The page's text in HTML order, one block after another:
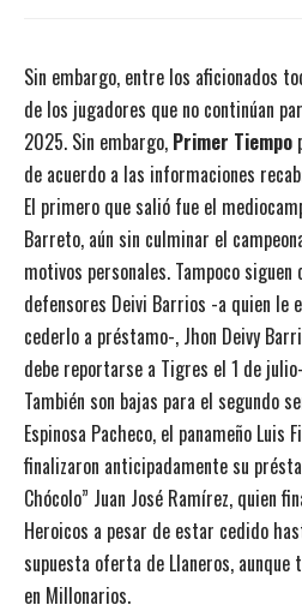
Sin embargo, entre los aficionados
de los jugadores que no continúan
2025. Sin embargo, Primer Tiempo
de acuerdo a las informaciones
El primero que salió fue el
Barreto, aún sin culminar el
motivos personales. Tampoco siguen
defensores Deivi Barrios -a quien le
cederlo a préstamo-, Jhon Deivy
debe reportarse a Tigres el 1 de
También son bajas para el segundo
Espinosa Pacheco, el panameño Luis
finalizaron anticipadamente su
Chócolo” Juan José Ramírez, quien
Heroicos a pesar de estar cedido
supuesta oferta de Llaneros, aunque
en Millonarios.